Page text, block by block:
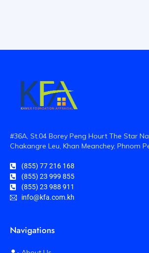
#36A, St.04 Borey Peng Hourt The Star
Chakangre Leu, Khan Meanchey, Phnom
(855) 77 216 168
(855) 23 999 855
(855) 23 988 911
info@kfa.com.kh
Navigations